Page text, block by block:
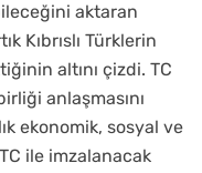
aktaran
Kıbrıslı Türklerin
altını çizdi. TC
anlaşmasını
ekonomik, sosyal ve
ile imzalanacak